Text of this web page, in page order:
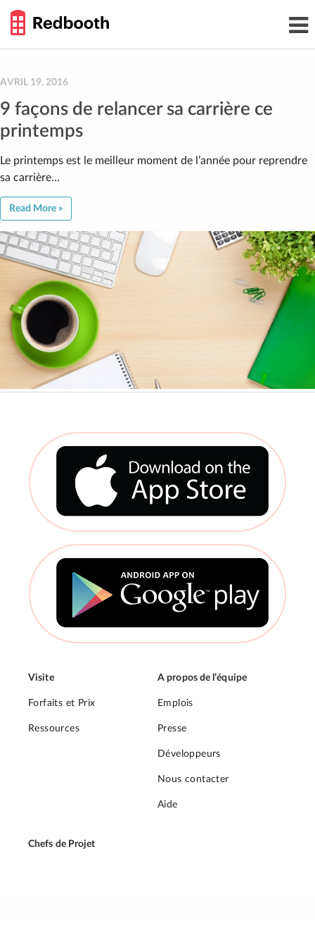
content
GUIDE
AVRIL 19, 2016
9 façons de relancer sa carrière ce
printemps
Le printemps est le meilleur moment de l’année pour reprendre
sa carrière…
Read More »
Visite
Forfaits et Prix
Ressources
A propos de l’équipe
Emplois
Presse
Développeurs
Nous contacter
Aide
Chefs de Projet